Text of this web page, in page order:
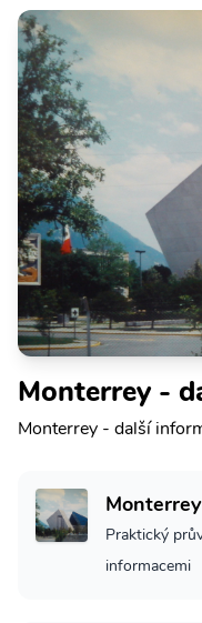
Monterrey -
Monterrey - další
Praktický
informacemi